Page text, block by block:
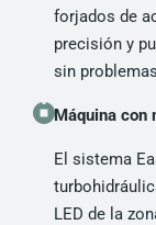
forjados de
precisión y
sin
Máquina con
El sistema
LED de la